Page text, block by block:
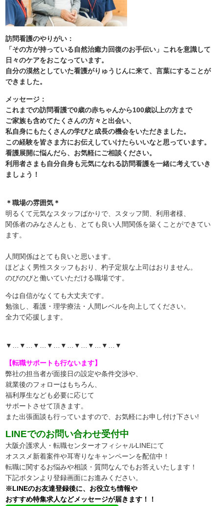
訪問看護のやりがい：
「その方が持っている自然治癒力回復のお手伝い」これを意識して
日々のケアをおこなっています。
自分の漠然としていた看護がりゅうじんに来て、言葉にすることが
できました。
メッセージ：
これまでの訪問看護で0歳の赤ちゃんから100歳以上の方まで
ご家族も含めてたくさんの方々と出会い、
私自身にもたくさんの学びと成長の機会をいただきました。
この経験を皆さま方にお伝えしていけたらいいなと思っています。
看護展開に悩んだら、お気軽にご相談ください。
利用者さまも自分自身も元気になれる訪問看護を一緒に考えていき
ましょう！
＊職場の雰囲気＊
明るくて元気なスタッフばかりで、スタッフ間、利用者様、
関係者のみなさんとも、とても良い人間関係を築くことができてい
ます。
人間関係はとても良いと思います。
ほどよく男性スタッフもおり、杓子定規な上司はおりません。
のびのびと働いていただける職場です。
今は自信がなくても大丈夫です。
勉強し、看護・理学療法・人間レベルを向上してください。
全力で応援します。
▼…▼…▼…▼…▼…▼…▼…▼…▼
【転職サポートも行ないます】
弊社の担当者が面接日の設定や条件交渉や、
就業後のフォローはもちろん、
福利厚生なども必要に応じて
サポートさせて頂きます。
また出張面談も行っていますので、 お気軽にお申し付け下さい!
LINEでのお問い合わせ受付中
大阪介護求人・転職センターオフィシャルLINEにて
オススメ新着案件や耳寄りなキャンペーンを配信中！
転職に関するお悩みや相談・質問なんでもお答えいたします！
下記ボタンより登録画面にお進みください。
※LINEのお友達登録後に、お役立ち情報や
おすすめ特集求人などメッセージが届きます！！